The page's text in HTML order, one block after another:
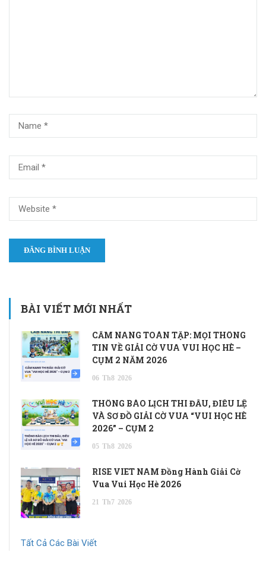
BÀI VIẾT MỚI NHẤT
CẨM NANG TOÀN TẬP: MỌI THÔNG
TIN VỀ GIẢI CỜ VUA VUI HỌC HÈ –
CỤM 2 NĂM 2026
06 Th8 2026
THÔNG BÁO LỊCH THI ĐẤU, ĐIỀU LỆ
VÀ SƠ ĐỒ GIẢI CỜ VUA “VUI HỌC HÈ
2026” – CỤM 2
05 Th8 2026
RISE VIET NAM Đồng Hành Giải Cờ
Vua Vui Học Hè 2026
21 Th7 2026
Tất Cả Các Bài Viết